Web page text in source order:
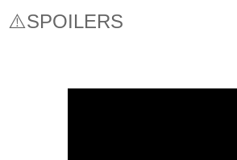
⚠️SPOILERS